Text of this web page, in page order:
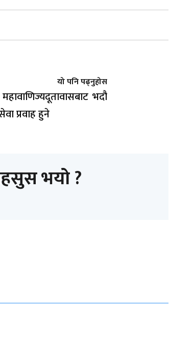
यो पनि पढ्नुहोस
महावाणिज्यदूतावासबाट भदौ
प्रवाह हुने
भयो ?